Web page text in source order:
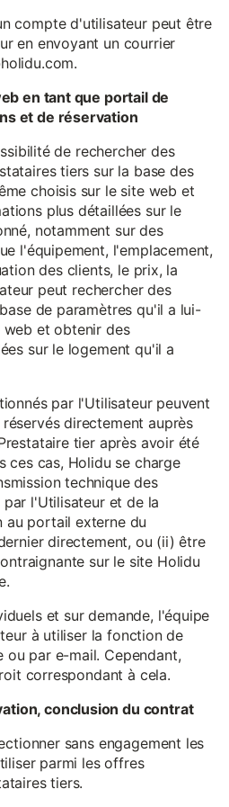
compte d'utilisateur peut être
en envoyant un courrier
en tant que portail de
et de réservation
de rechercher des
tiers sur la base des
choisis sur le site web et
plus détaillées sur le
notamment sur des
l'équipement, l'emplacement,
des clients, le prix, la
peut rechercher des
de paramètres qu'il a lui-
web et obtenir des
sur le logement qu'il a
par l'Utilisateur peuvent
directement auprès
tier après avoir été
ces cas, Holidu se charge
technique des
l'Utilisateur et de la
au portail externe du
directement, ou (ii) être
sur le site Holidu
et sur demande, l'équipe
à utiliser la fonction de
ou par e-mail. Cependant,
correspondant à cela.
conclusion du contrat
sans engagement les
parmi les offres
tiers.